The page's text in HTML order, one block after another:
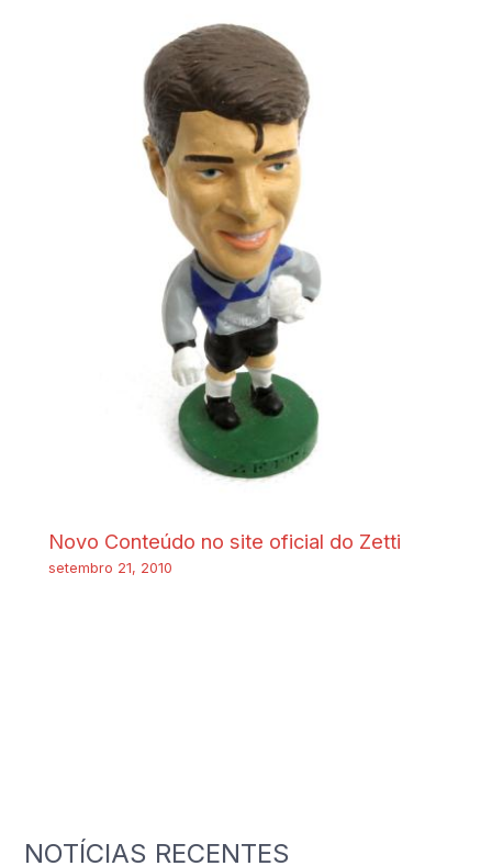
Novo Conteúdo no site oficial do Zetti
setembro 21, 2010
NOTÍCIAS RECENTES